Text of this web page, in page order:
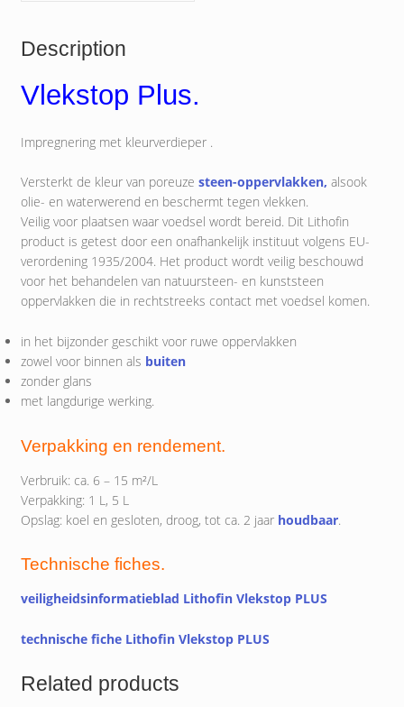
Description
Vlekstop Plus.
Impregnering met kleurverdieper .
Versterkt de kleur van poreuze steen-oppervlakken, alsook
olie- en waterwerend en beschermt tegen vlekken.
Veilig voor plaatsen waar voedsel wordt bereid. Dit Lithofin
product is getest door een onafhankelijk instituut volgens EU-
verordening 1935/2004. Het product wordt veilig beschouwd
voor het behandelen van natuursteen- en kunststeen
oppervlakken die in rechtstreeks contact met voedsel komen.
in het bijzonder geschikt voor ruwe oppervlakken
zowel voor binnen als buiten
zonder glans
met langdurige werking.
Verpakking en rendement.
Verbruik: ca. 6 – 15 m²/L
Verpakking: 1 L, 5 L
Opslag: koel en gesloten, droog, tot ca. 2 jaar houdbaar.
Technische fiches.
veiligheidsinformatieblad Lithofin Vlekstop PLUS
technische fiche Lithofin Vlekstop PLUS
Related products